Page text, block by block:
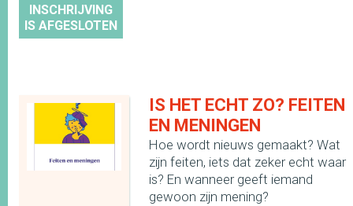
INSCHRIJVING
IS AFGESLOTEN
IS HET ECHT ZO? FEITEN
EN MENINGEN
Hoe wordt nieuws gemaakt? Wat
zijn feiten, iets dat zeker echt waar
is? En wanneer geeft iemand
gewoon zijn mening?